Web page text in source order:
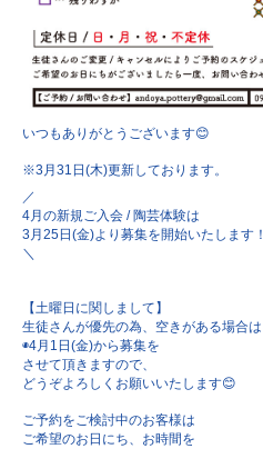
いつもありがとうございます😊
※3月31日(木)更新しております。
／
4月の新規ご入会 / 陶芸体験は
3月25日(金)より募集を開始いたします！
＼
【土曜日に関しまして】
生徒さんが優先の為、空きがある場合は
◉4月1日(金)から募集を
させて頂きますので、
どうぞよろしくお願いいたします😊
ご予約をご検討中のお客様は
ご希望のお日にち、お時間を